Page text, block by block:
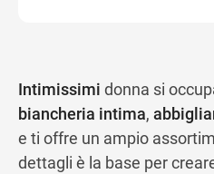
Intimissimi donna si
biancheria intima,
e ti offre un ampio
dettagli è la base per